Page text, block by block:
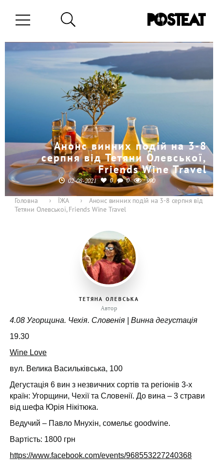
Анонс винних подій на 3-8
серпня від Тетяни Олевської,
Friends Wine Travel
02-08-2021 0 0 990
Головна › ЇЖА ›
Анонс винних подій на 3-8 серпня від
Тетяни Олевської, Friends Wine Travel
ТЕТЯНА ОЛЕВСЬКА
Автор
4.08 Угорщина. Чехія. Словенія | Винна дегустація
19.30
Wine Love
вул. Велика Васильківська, 100
Дегустація 6 вин з незвичних сортів та регіонів 3-х
країн: Угорщини, Чехії та Словенії. До вина – 3 страви
від шефа Юрія Нікітюка.
Ведучий – Павло Мнухін, сомельє goodwine.
Вартість: 1800 грн
https://www.facebook.com/events/968553227240368